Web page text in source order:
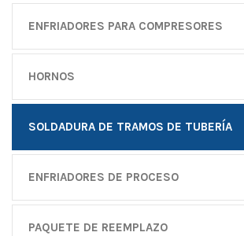
ENFRIADORES PARA COMPRESORES
HORNOS
SOLDADURA DE TRAMOS DE TUBERÍA
ENFRIADORES DE PROCESO
PAQUETE DE REEMPLAZO